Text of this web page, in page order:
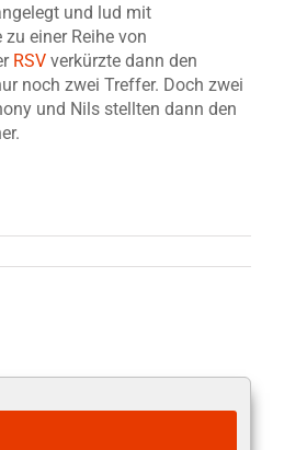
und lud mit
einer Reihe von
RSV verkürzte dann den
noch zwei Treffer. Doch zwei
und Nils stellten dann den